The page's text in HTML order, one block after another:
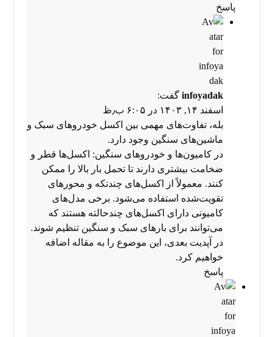
پاسخ
infoyadak گفت:
اسفند ۱۴, ۱۴۰۳ در ۶:۰۵ ب٫ظ
بله، تفاوت‌های مهمی بین اکسل خودروهای سبک و
ماشین‌های سنگین وجود دارد.
در کامیون‌ها و خودروهای سنگین: اکسل‌ها قطر و
ضخامت بیشتری دارند تا تحمل بار بالا را ممکن
کنند. معمولاً از اکسل‌های چندتکه و محورهای
تقویت‌شده استفاده می‌شود. برخی مدل‌های
کامیونی دارای اکسل‌های چندحالته هستند که
می‌توانند برای بارهای سبک و سنگین تنظیم شوند.
در آپدیت بعدی، این موضوع را به مقاله اضافه
خواهیم کرد.
پاسخ